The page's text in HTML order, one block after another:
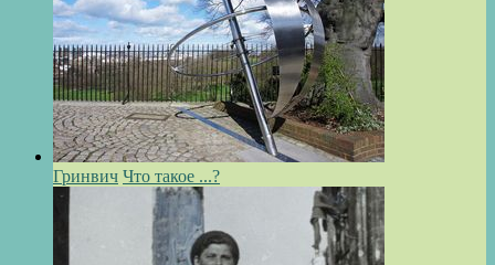
Гринвич Что такое ...?